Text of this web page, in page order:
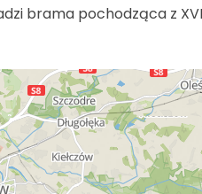
brama pochodząca z